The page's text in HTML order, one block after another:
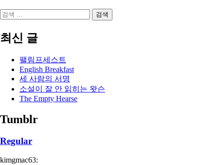
검
최신 글
팰림프세스트
English Breakfast
세 사람의 서명
소설이 잘 안 읽히는 왓슨
The Empty Hearse
Tumblr
Regular
kimgmac63: